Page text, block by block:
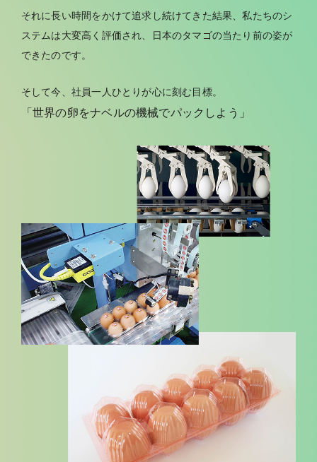
それに長い時間をかけて追求し続けてきた結果、私たちのシ
ステムは大変高く評価され、日本のタマゴの当たり前の姿が
できたのです。
そして今、社員一人ひとりが心に刻む目標。
「世界の卵をナベルの機械でパックしよう」